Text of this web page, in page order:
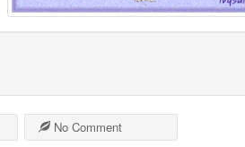
No Comment